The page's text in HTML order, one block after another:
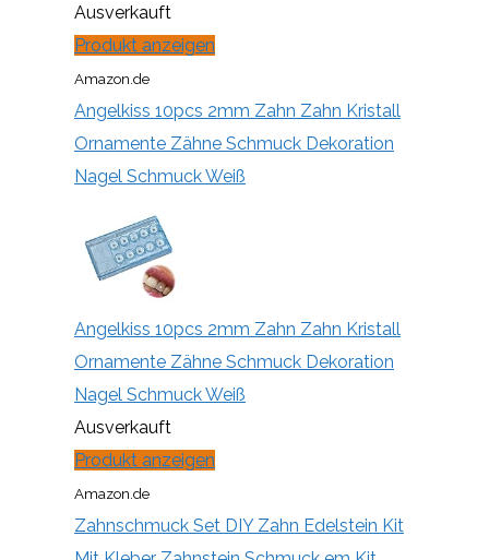
Ausverkauft
Produkt anzeigen
Amazon.de
Angelkiss 10pcs 2mm Zahn Zahn Kristall
Ornamente Zähne Schmuck Dekoration
Nagel Schmuck Weiß
Angelkiss 10pcs 2mm Zahn Zahn Kristall
Ornamente Zähne Schmuck Dekoration
Nagel Schmuck Weiß
Ausverkauft
Produkt anzeigen
Amazon.de
Zahnschmuck Set DIY Zahn Edelstein Kit